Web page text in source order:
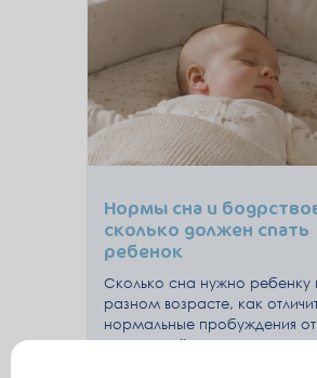
Нормы сна и
сколько должен спать
ребенок
Сколько сна нужно ребенку
разном возрасте, как
нормальные пробуждения от
нарушений и что помогает